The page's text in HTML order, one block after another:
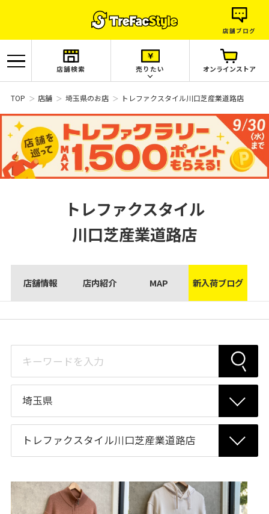
店舗ブログ
店舗検索 売りたい オンラインストア
TOP 店舗 埼玉県のお店 トレファクスタイル川口芝産業道路店
トレファクスタイル
川口芝産業道路店
店舗情報 店内紹介 MAP 新入荷ブログ